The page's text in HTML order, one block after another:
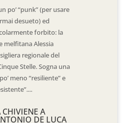
po’ “punk” (per usare
desueto) ed
forbito: la
melfitana Alessia
regionale del
Stelle. Sogna una
meno “resiliente” e
A
DE LUCA